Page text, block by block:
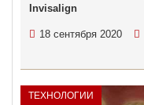
Invisalign
18 сентября 2020
ТЕХНОЛОГИИ